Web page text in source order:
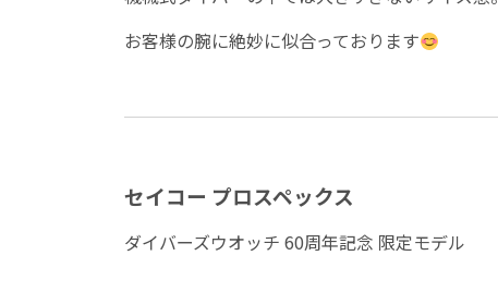
お客様の腕に絶妙に似合っております
セイコー プロスペックス
ダイバーズウオッチ 60周年記念 限定モデル